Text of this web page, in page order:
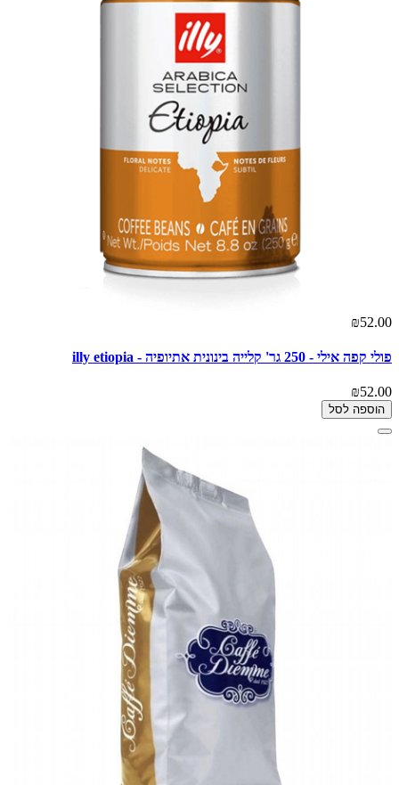
₪52.00
פולי קפה אילי - 250 גר' קלייה בינונית אתיופיה - illy etiopia
₪52.00
הוספה לסל